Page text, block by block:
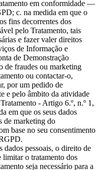
em conformidade —
c. na medida em que o
fins decorrentes dos
pelo Tratamento, tais
e fazer valer direitos
de Informação e
de Demonstração
de fraudes ou marketing
ou contactar-o,
por um pedido de
e pelo âmbito da atividade
- Artigo 6.º, n.º 1,
em que os seus dados
de marketing do
base no seu consentimento
dados pessoais, o direito de
limitar o tratamento dos
seja necessário para a